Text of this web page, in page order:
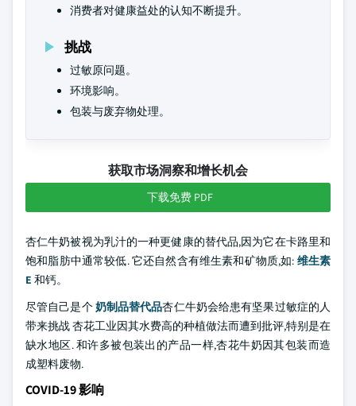
消费者对健康益处的认知不断提升。
挑战
过敏原问题。
环境影响。
包装与废弃物处理。
获取市场洞察和增长机会
下载免费 PDF
杏仁牛奶被视为乳汁的一种更健康的替代品,因为它在卡路里和
饱和脂肪中通常较低. 它还自然含有维生素和矿物质,如: 维生素
E 和钙。
尽管自己是个奶制品替代品杏仁牛奶会给患有坚果过敏症的人
带来挑战 杏花工业因其水费高的种植做法而遭到批评,特别是在
缺水地区. 和许多被包装出的产品一样,杏花牛奶因其包装而造
成塑料废物.
COVID-19 影响